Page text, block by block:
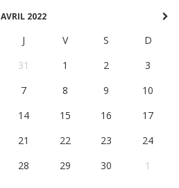
AVRIL 2022
J V S
D
31 1 2
3
7 8 9
10
14 15 16
17
21 22 23
24
28 29 30 1